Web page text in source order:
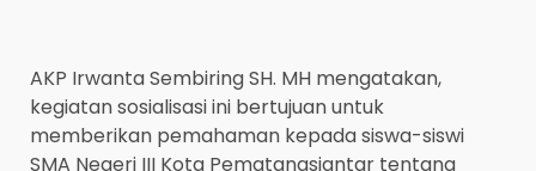
AKP Irwanta Sembiring SH. MH mengatakan,
kegiatan sosialisasi ini bertujuan untuk
memberikan pemahaman kepada siswa-siswi
SMA Negeri III Kota Pematangsiantar tentang